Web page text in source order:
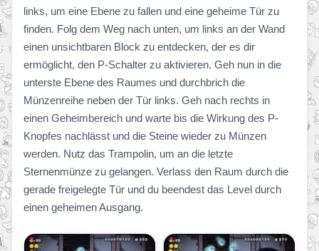
links, um eine Ebene zu fallen und eine geheime Tür zu
finden. Folg dem Weg nach unten, um links an der Wand
einen unsichtbaren Block zu entdecken, der es dir
ermöglicht, den P-Schalter zu aktivieren. Geh nun in die
unterste Ebene des Raumes und durchbrich die
Münzenreihe neben der Tür links. Geh nach rechts in
einen Geheimbereich und warte bis die Wirkung des P-
Knopfes nachlässt und die Steine wieder zu Münzen
werden. Nutz das Trampolin, um an die letzte
Sternenmünze zu gelangen. Verlass den Raum durch die
gerade freigelegte Tür und du beendest das Level durch
einen geheimen Ausgang.